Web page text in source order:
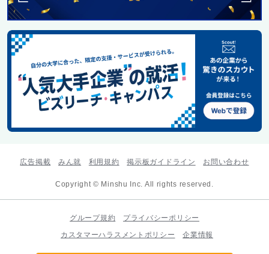
広告掲載 みん就 利用規約 掲示板ガイドライン お問い合わせ
Copyright © Minshu Inc. All rights reserved.
グループ規約
プライバシーポリシー
カスタマーハラスメントポリシー
企業情報